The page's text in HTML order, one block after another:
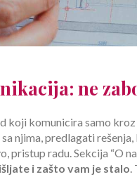
ne
koji komunicira samo
njima, predlagati
pristup radu. Sekcija “O
i zašto vam je stalo